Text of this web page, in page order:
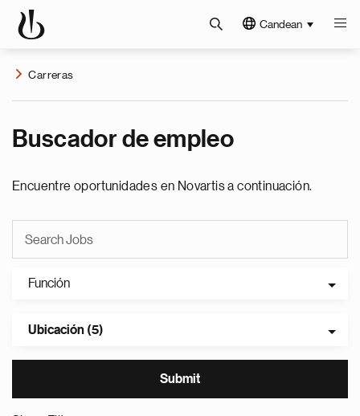
Candean
Carreras
Buscador de empleo
Encuentre oportunidades en Novartis a continuación.
Función
Ubicación (5)